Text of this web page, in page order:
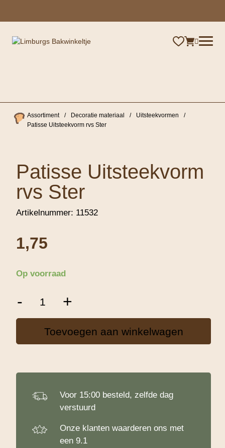
Assortiment / Decoratie materiaal / Uitsteekvormen
/
Patisse Uitsteekvorm rvs Ster
Patisse Uitsteekvorm
rvs Ster
Artikelnummer: 11532
1,75
Op voorraad
-Uitsteekvorm
Ster
+
Toevoegen aan winkelwagen
Voor 15:00 besteld, zelfde dag
verstuurd
Onze klanten waarderen ons met
een 9.1